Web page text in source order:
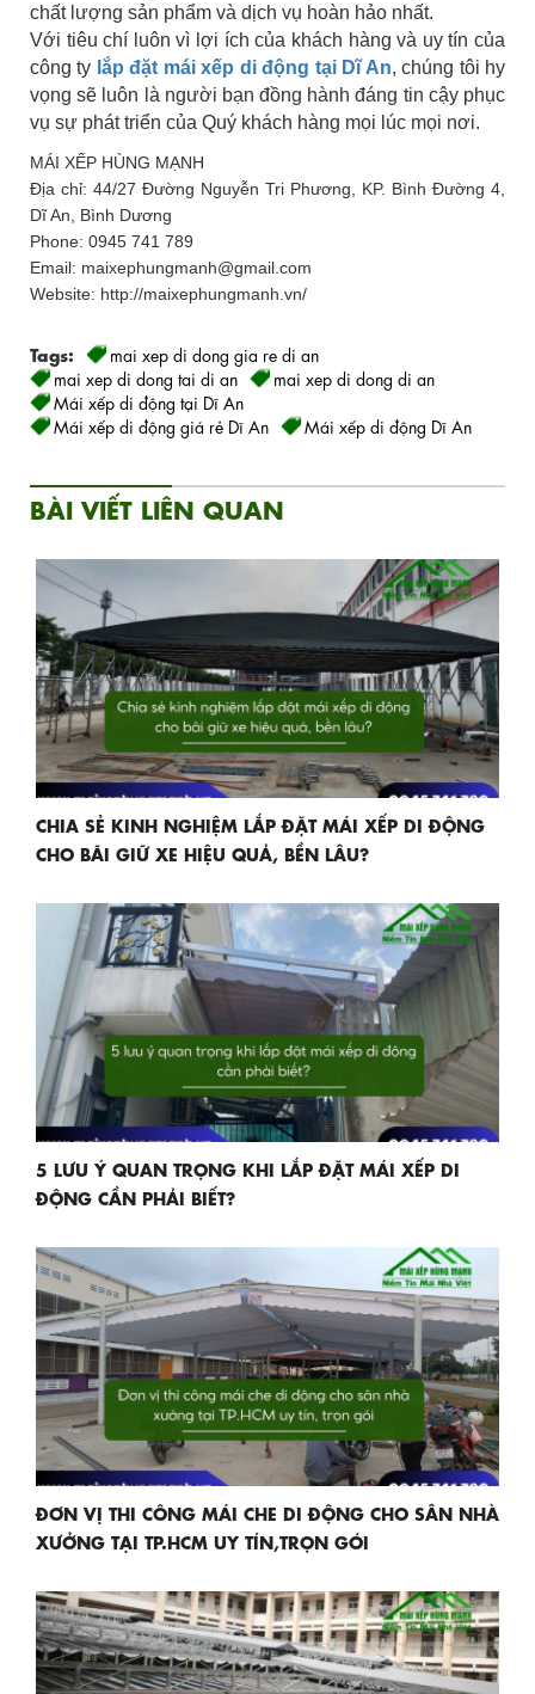
chất lượng sản phẩm và dịch vụ hoàn hảo nhất.
Với tiêu chí luôn vì lợi ích của khách hàng và uy tín của
công ty lắp đặt mái xếp di động tại Dĩ An, chúng tôi hy
vọng sẽ luôn là người bạn đồng hành đáng tin cậy phục
vụ sự phát triển của Quý khách hàng mọi lúc mọi nơi.
MÁI XẾP HÙNG MẠNH
Địa chỉ: 44/27 Đường Nguyễn Tri Phương, KP. Bình Đường 4,
Dĩ An, Bình Dương
Phone: 0945 741 789
Email: maixephungmanh@gmail.com
Website: http://maixephungmanh.vn/
Tags:
mai xep di dong gia re di an
mai xep di dong tai di an
mai xep di dong di an
Mái xếp di động tại Dĩ An
Mái xếp di động giá rẻ Dĩ An
Mái xếp di động Dĩ An
BÀI VIẾT LIÊN QUAN
CHIA SẺ KINH NGHIỆM LẮP ĐẶT MÁI XẾP DI ĐỘNG
CHO BÃI GIỮ XE HIỆU QUẢ, BỀN LÂU?
5 LƯU Ý QUAN TRỌNG KHI LẮP ĐẶT MÁI XẾP DI
ĐỘNG CẦN PHẢI BIẾT?
ĐƠN VỊ THI CÔNG MÁI CHE DI ĐỘNG CHO SÂN NHÀ
XƯỞNG TẠI TP.HCM UY TÍN,TRỌN GÓI